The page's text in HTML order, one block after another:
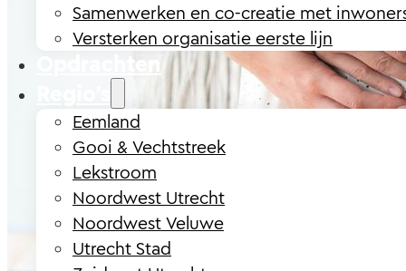
Samenwerken en co-creatie met
Versterken organisatie eerste lijn
Opdrachten
Eemland
Gooi & Vechtstreek
Lekstroom
Noordwest Utrecht
Noordwest Veluwe
Utrecht Stad